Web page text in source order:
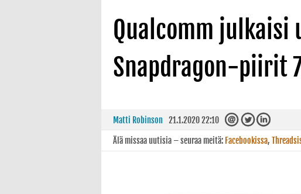
Qualcomm julkaisi
Snapdragon-piirit
Matti Robinson 21.1.2020 22:10
Älä missaa uutisia – seuraa meitä: Facebookissa,